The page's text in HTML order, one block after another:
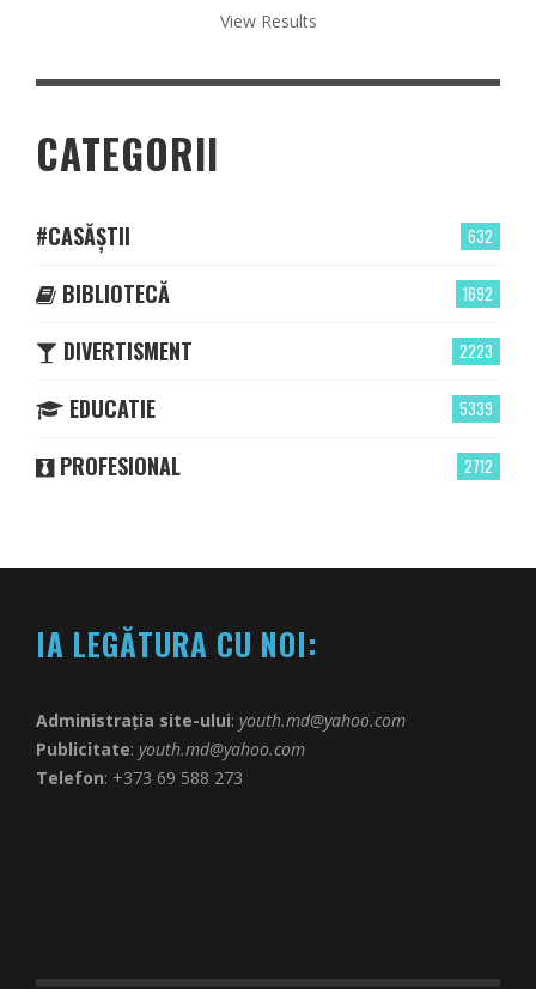
View Results
CATEGORII
632
#CASĂȘTII
1692
BIBLIOTECĂ
2223
DIVERTISMENT
5339
EDUCATIE
2712
PROFESIONAL
IA LEGĂTURA CU NOI:
Administrația site-ului: youth.md@yahoo.com
Publicitate: youth.md@yahoo.com
Telefon: +373 69 588 273